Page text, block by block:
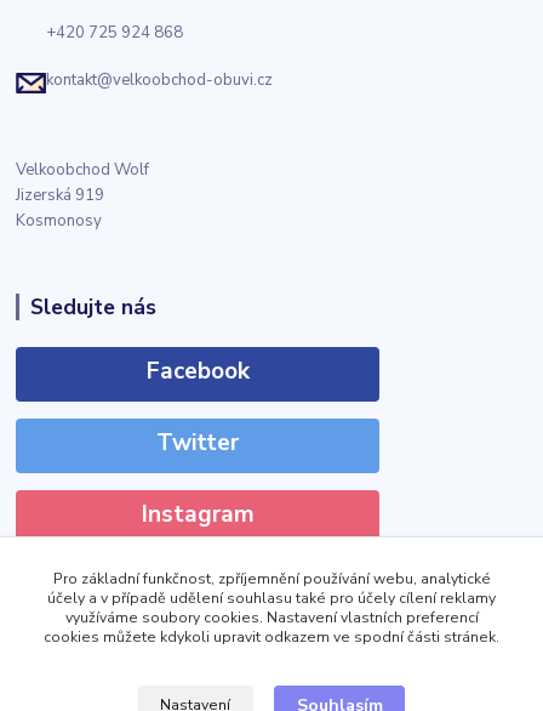
+420 725 924 868
kontakt@velkoobchod-obuvi.cz
Velkoobchod Wolf
Jizerská 919
Kosmonosy
Sledujte nás
Facebook
Twitter
Instagram
Zobrazit výdejní místa
Pro základní funkčnost, zpříjemnění používání webu, analytické
účely a v případě udělení souhlasu také pro účely cílení reklamy
využíváme soubory cookies. Nastavení vlastních preferencí
cookies můžete kdykoli upravit odkazem ve spodní části stránek.
Nastavení Souhlasím